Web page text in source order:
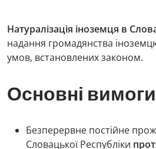
Натуралізація іноземця в
надання громадянства
умов, встановлених законом.
Основні вимоги
Безперервне постійне
Словацької Республіки